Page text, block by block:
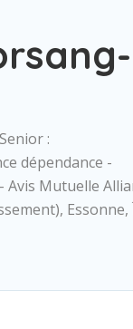
:
dépendance -
Avis Mutuelle
Essonne,